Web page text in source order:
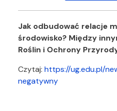
Jak odbudować relacje
środowisko? Między
Roślin i Ochrony
Czytaj: https://ug.edu.pl/
negatywny